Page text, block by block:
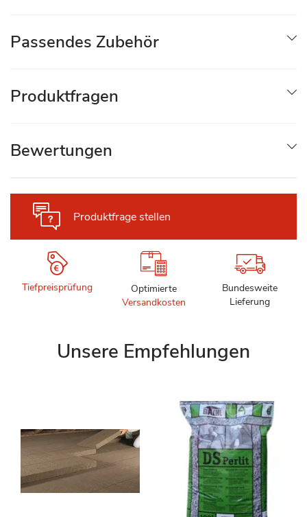
Produktfrage stellen
Tiefpreisprüfung
Optimierte
Versandkosten
Bundesweite
Lieferung
Passendes Zubehör
Produktfragen
Bewertungen
Unsere Empfehlungen